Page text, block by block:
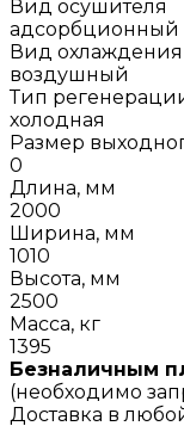
Вид осушителя
адсорбционный
Вид охлаждения
воздушный
Тип
холодная
Размер
0
Длина, мм
2000
Ширина, мм
1010
Высота, мм
2500
Масса, кг
1395
Безналичным
(необходимо
Доставка в